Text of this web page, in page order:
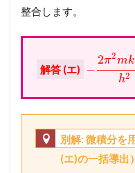
整合します。
解答 (エ) −
2π2mk
h2
別解: 微積分を
(エ)の一括導出）